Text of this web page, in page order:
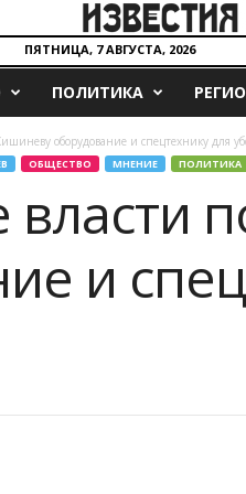
ПЯТНИЦА, 7 АВГУСТА, 2026
ПОЛИТИКА
оборудование и спецтехнику для
ОБЩЕСТВО МНЕНИЕ ПОЛИТИКА
власти
и